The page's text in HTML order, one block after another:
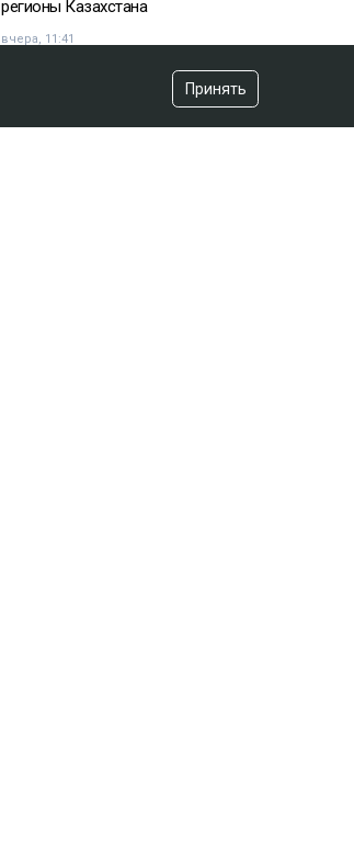
регионы Казахстана
вчера, 11:41
Казахстанец пожаловался
Жапарову после остановки на
Принять